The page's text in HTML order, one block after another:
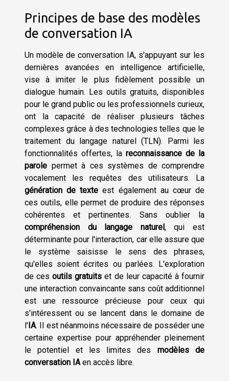
Principes de base des modèles
de conversation IA
Un modèle de conversation IA, s'appuyant sur les
dernières avancées en intelligence artificielle,
vise à imiter le plus fidèlement possible un
dialogue humain. Les outils gratuits, disponibles
pour le grand public ou les professionnels curieux,
ont la capacité de réaliser plusieurs tâches
complexes grâce à des technologies telles que le
traitement du langage naturel (TLN). Parmi les
fonctionnalités offertes, la reconnaissance de la
parole permet à ces systèmes de comprendre
vocalement les requêtes des utilisateurs. La
génération de texte est également au cœur de
ces outils, elle permet de produire des réponses
cohérentes et pertinentes. Sans oublier la
compréhension du langage naturel, qui est
déterminante pour l'interaction, car elle assure que
le système saisisse le sens des phrases,
qu'elles soient écrites ou parlées. L'exploration
de cesoutils gratuits et de leur capacité à fournir
une interaction convaincante sans coût additionnel
est une ressource précieuse pour ceux qui
s'intéressent ou se lancent dans le domaine de
l'IA. Il est néanmoins nécessaire de posséder une
certaine expertise pour appréhender pleinement
le potentiel et les limites des modèles de
conversation IA en accès libre.